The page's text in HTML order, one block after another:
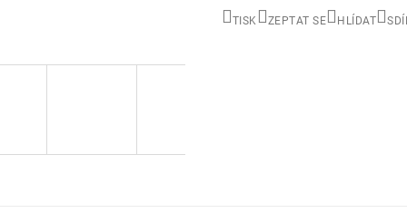
TISK ZEPTAT SE HLÍDAT